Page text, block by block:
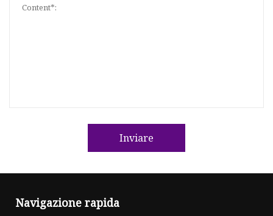
Inviare
Navigazione rapida